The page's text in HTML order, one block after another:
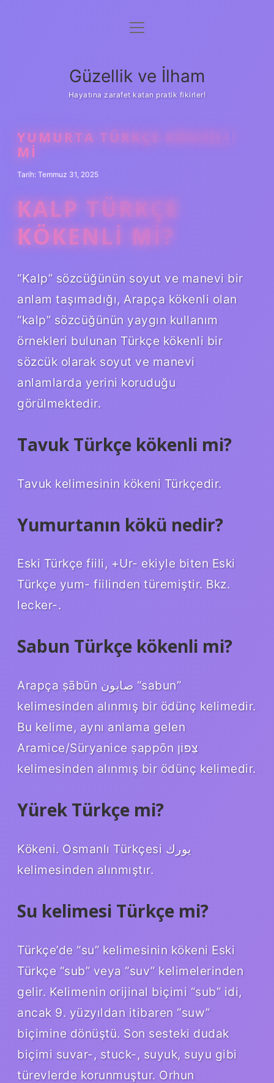
Anasayfa
Yasal Uyarı
menüyü
Güzellik ve İlham
Hayatına zarafet katan pratik fikirler!
YUMURTA TÜRKÇE KÖKENLI
MI
Tarih: Temmuz 31, 2025
KALP TÜRKÇE
KÖKENLI MI?
“Kalp” sözcüğünün soyut ve manevi bir
anlam taşımadığı, Arapça kökenli olan
“kalp” sözcüğünün yaygın kullanım
örnekleri bulunan Türkçe kökenli bir
sözcük olarak soyut ve manevi
anlamlarda yerini koruduğu
görülmektedir.
Tavuk Türkçe kökenli mi?
Tavuk kelimesinin kökeni Türkçedir.
Yumurtanın kökü nedir?
Eski Türkçe fiili, +Ur- ekiyle biten Eski
Türkçe yum- fiilinden türemiştir. Bkz.
lecker-.
Sabun Türkçe kökenli mi?
Arapça ṣābūn صابون “sabun”
kelimesinden alınmış bir ödünç kelimedir.
Bu kelime, aynı anlama gelen
Aramice/Süryanice ṣappōn צַפּוֹן
kelimesinden alınmış bir ödünç kelimedir.
Yürek Türkçe mi?
Kökeni. Osmanlı Türkçesi یورك
kelimesinden alınmıştır.
Su kelimesi Türkçe mi?
Türkçe’de “su” kelimesinin kökeni Eski
Türkçe “sub” veya “suv” kelimelerinden
gelir. Kelimenin orijinal biçimi “sub” idi,
ancak 9. yüzyıldan itibaren “suw”
biçimine dönüştü. Son sesteki dudak
biçimi suvar-, stuck-, suyuk, suyu gibi
türevlerde korunmuştur. Orhun